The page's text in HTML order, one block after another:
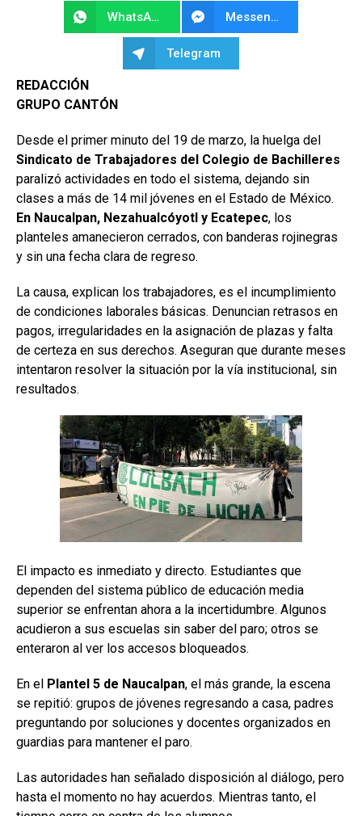
WhatsApp Messenger
Telegram
REDACCIÓN
GRUPO CANTÓN
Desde el primer minuto del 19 de marzo, la huelga del
Sindicato de Trabajadores del Colegio de Bachilleres
paralizó actividades en todo el sistema, dejando sin
clases a más de 14 mil jóvenes en el Estado de México.
En Naucalpan, Nezahualcóyotl y Ecatepec, los
planteles amanecieron cerrados, con banderas rojinegras
y sin una fecha clara de regreso.
La causa, explican los trabajadores, es el incumplimiento
de condiciones laborales básicas. Denuncian retrasos en
pagos, irregularidades en la asignación de plazas y falta
de certeza en sus derechos. Aseguran que durante meses
intentaron resolver la situación por la vía institucional, sin
resultados.
El impacto es inmediato y directo. Estudiantes que
dependen del sistema público de educación media
superior se enfrentan ahora a la incertidumbre. Algunos
acudieron a sus escuelas sin saber del paro; otros se
enteraron al ver los accesos bloqueados.
En el Plantel 5 de Naucalpan, el más grande, la escena
se repitió: grupos de jóvenes regresando a casa, padres
preguntando por soluciones y docentes organizados en
guardias para mantener el paro.
Las autoridades han señalado disposición al diálogo, pero
hasta el momento no hay acuerdos. Mientras tanto, el